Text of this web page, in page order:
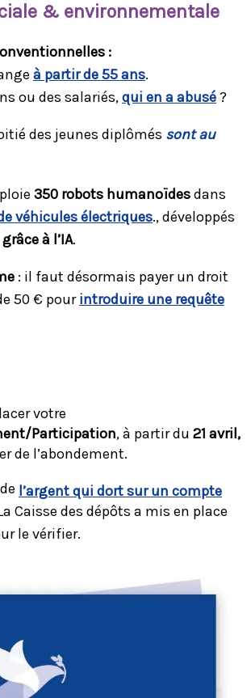
& environnementale
:
à partir de 55 ans.
ou des salariés,qui en a abusé?
des jeunes diplômés sont au
350 robots humanoïdesdans
véhicules électriques., développés
à l’IA.
: il faut désormais payer un droit
50 € pourintroduire une requête
votre
Participation, à partir du 21 avril,
de l’abondement.
l’argent qui dort sur un compte
Caisse des dépôts a mis en place
le vérifier.